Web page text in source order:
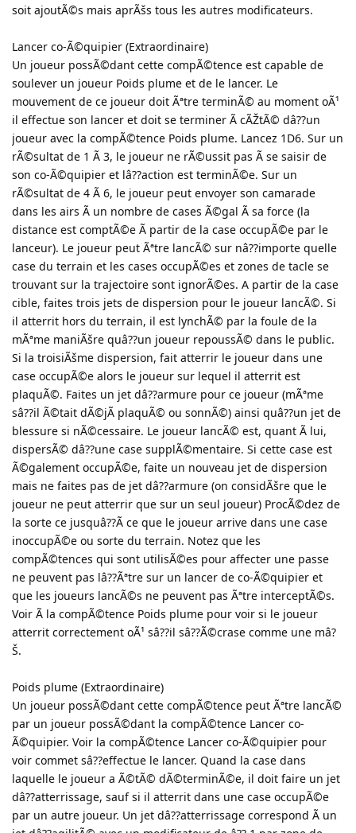
soit ajoutÃ©s mais aprÃšs tous les autres modificateurs.
Lancer co-Ã©quipier (Extraordinaire)
Un joueur possÃ©dant cette compÃ©tence est capable de
soulever un joueur Poids plume et de le lancer. Le
mouvement de ce joueur doit Ãªtre terminÃ© au moment oÃ¹
il effectue son lancer et doit se terminer Ã cÃŽtÃ© dâ??un
joueur avec la compÃ©tence Poids plume. Lancez 1D6. Sur un
rÃ©sultat de 1 Ã 3, le joueur ne rÃ©ussit pas Ã se saisir de
son co-Ã©quipier et lâ??action est terminÃ©e. Sur un
rÃ©sultat de 4 Ã 6, le joueur peut envoyer son camarade
dans les airs Ã un nombre de cases Ã©gal Ã sa force (la
distance est comptÃ©e Ã partir de la case occupÃ©e par le
lanceur). Le joueur peut Ãªtre lancÃ© sur nâ??importe quelle
case du terrain et les cases occupÃ©es et zones de tacle se
trouvant sur la trajectoire sont ignorÃ©es. A partir de la case
cible, faites trois jets de dispersion pour le joueur lancÃ©. Si
il atterrit hors du terrain, il est lynchÃ© par la foule de la
mÃªme maniÃšre quâ??un joueur repoussÃ© dans le public.
Si la troisiÃšme dispersion, fait atterrir le joueur dans une
case occupÃ©e alors le joueur sur lequel il atterrit est
plaquÃ©. Faites un jet dâ??armure pour ce joueur (mÃªme
sâ??il Ã©tait dÃ©jÃ plaquÃ© ou sonnÃ©) ainsi quâ??un jet de
blessure si nÃ©cessaire. Le joueur lancÃ© est, quant Ã lui,
dispersÃ© dâ??une case supplÃ©mentaire. Si cette case est
Ã©galement occupÃ©e, faite un nouveau jet de dispersion
mais ne faites pas de jet dâ??armure (on considÃšre que le
joueur ne peut atterrir que sur un seul joueur) ProcÃ©dez de
la sorte ce jusquâ??Ã ce que le joueur arrive dans une case
inoccupÃ©e ou sorte du terrain. Notez que les
compÃ©tences qui sont utilisÃ©es pour affecter une passe
ne peuvent pas lâ??Ãªtre sur un lancer de co-Ã©quipier et
que les joueurs lancÃ©s ne peuvent pas Ãªtre interceptÃ©s.
Voir Ã la compÃ©tence Poids plume pour voir si le joueur
atterrit correctement oÃ¹ sâ??il sâ??Ã©crase comme une mâ?
Š.
Poids plume (Extraordinaire)
Un joueur possÃ©dant cette compÃ©tence peut Ãªtre lancÃ©
par un joueur possÃ©dant la compÃ©tence Lancer co-
Ã©quipier. Voir la compÃ©tence Lancer co-Ã©quipier pour
voir commet sâ??effectue le lancer. Quand la case dans
laquelle le joueur a Ã©tÃ© dÃ©terminÃ©e, il doit faire un jet
dâ??atterrissage, sauf si il atterrit dans une case occupÃ©e
par un autre joueur. Un jet dâ??atterrissage correspond Ã un